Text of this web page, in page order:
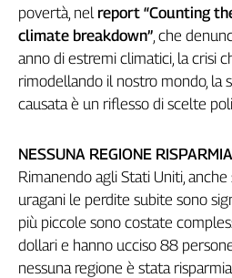
ragione
anni
Cgil
Collettiva
Collettiva
Play
Rubriche
Collettiva
Talk
povertà, nel report “Counting
climate breakdown”, che
anno di estremi climatici, la crisi
rimodellando il nostro mondo, la
causata è un riflesso di scelte
NESSUNA REGIONE
Rimanendo agli Stati Uniti,
uragani le perdite subite sono
più piccole sono costate
dollari e hanno ucciso 88
nessuna regione è stata